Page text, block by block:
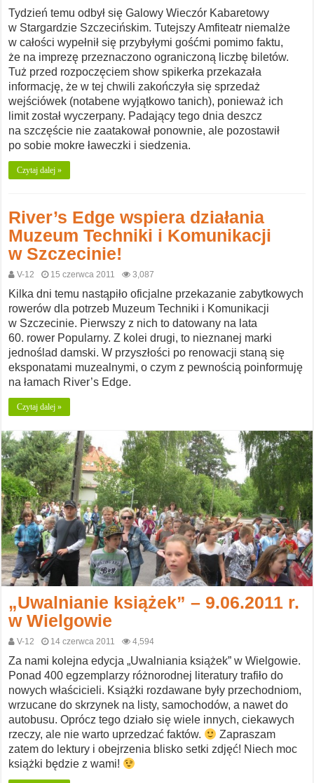
Tydzień temu odbył się Galowy Wieczór Kabaretowy
w Stargardzie Szczecińskim. Tutejszy Amfiteatr niemalże
w całości wypełnił się przybyłymi gośćmi pomimo faktu,
że na imprezę przeznaczono ograniczoną liczbę biletów.
Tuż przed rozpoczęciem show spikerka przekazała
informację, że w tej chwili zakończyła się sprzedaż
wejściówek (notabene wyjątkowo tanich), ponieważ ich
limit został wyczerpany. Padający tego dnia deszcz
na szczęście nie zaatakował ponownie, ale pozostawił
po sobie mokre ławeczki i siedzenia.
Czytaj dalej »
River’s Edge wspiera działania
Muzeum Techniki i Komunikacji
w Szczecinie!
V-12 15 czerwca 2011 3,087
Kilka dni temu nastąpiło oficjalne przekazanie zabytkowych
rowerów dla potrzeb Muzeum Techniki i Komunikacji
w Szczecinie. Pierwszy z nich to datowany na lata
60. rower Popularny. Z kolei drugi, to nieznanej marki
jednoślad damski. W przyszłości po renowacji staną się
eksponatami muzealnymi, o czym z pewnością poinformuję
na łamach River’s Edge.
Czytaj dalej »
„Uwalnianie książek” – 9.06.2011 r.
w Wielgowie
V-12 14 czerwca 2011 4,594
Za nami kolejna edycja „Uwalniania książek” w Wielgowie.
Ponad 400 egzemplarzy różnorodnej literatury trafiło do
nowych właścicieli. Książki rozdawane były przechodniom,
wrzucane do skrzynek na listy, samochodów, a nawet do
autobusu. Oprócz tego działo się wiele innych, ciekawych
rzeczy, ale nie warto uprzedzać faktów.
Zapraszam
zatem do lektury i obejrzenia blisko setki zdjęć! Niech moc
książki będzie z wami!